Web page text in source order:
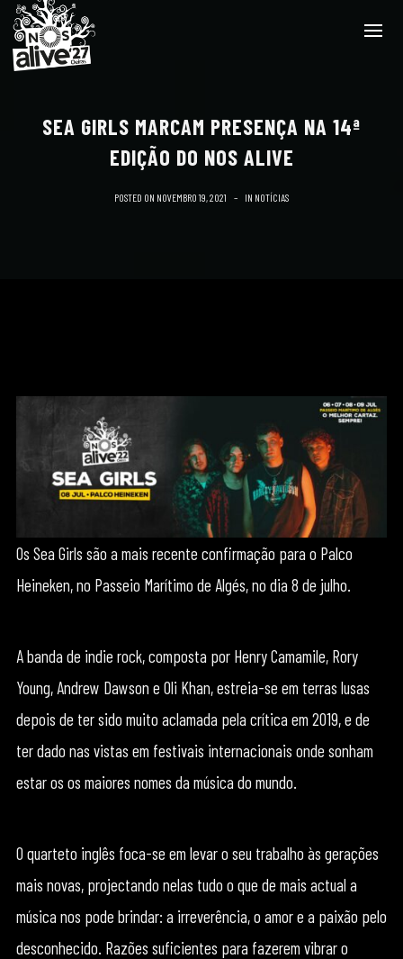
SEA GIRLS MARCAM PRESENÇA NA 14ª
EDIÇÃO DO NOS ALIVE
POSTED ON NOVEMBRO 19, 2021 IN NOTÍCIAS
Os Sea Girls são a mais recente confirmação para o Palco
Heineken, no Passeio Marítimo de Algés, no dia 8 de julho.
A banda de indie rock, composta por Henry Camamile, Rory
Young, Andrew Dawson e Oli Khan, estreia-se em terras lusas
depois de ter sido muito aclamada pela crítica em 2019, e de
ter dado nas vistas em festivais internacionais onde sonham
estar os os maiores nomes da música do mundo.
O quarteto inglês foca-se em levar o seu trabalho às gerações
mais novas, projectando nelas tudo o que de mais actual a
música nos pode brindar: a irreverência, o amor e a paixão pelo
desconhecido. Razões suficientes para fazerem vibrar o